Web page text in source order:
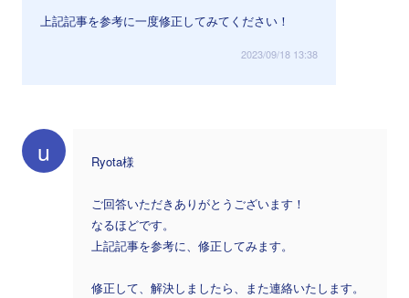
上記記事を参考に一度修正してみてください！
2023/09/18 13:38
u Ryota様
ご回答いただきありがとうございます！
なるほどです。
上記記事を参考に、修正してみます。
修正して、解決しましたら、また連絡いたします。